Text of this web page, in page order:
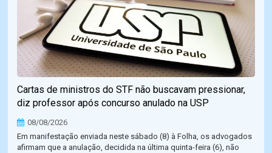
Cartas de ministros do STF não buscavam pressionar,
diz professor após concurso anulado na USP
08/08/2026
Em manifestação enviada neste sábado (8) à Folha, os advogados
afirmam que a anulação, decidida na última quinta-feira (6), não